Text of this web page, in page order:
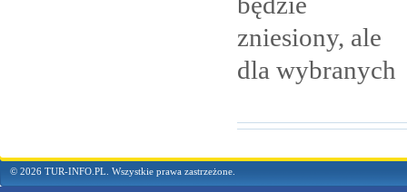
zniesiony, ale
dla wybranych
© 2026 TUR-INFO.PL. Wszystkie prawa zastrzeżone.